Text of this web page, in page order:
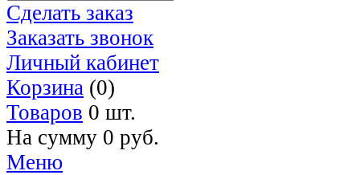
Сделать заказ
Заказать звонок
Личный кабинет
Корзина (0)
Товаров 0 шт.
На сумму 0 руб.
Меню